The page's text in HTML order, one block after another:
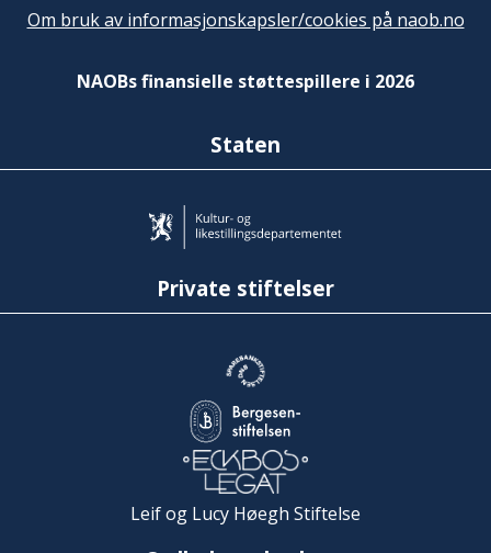
Om bruk av informasjonskapsler/cookies på naob.no
NAOBs finansielle støttespillere i 2026
Staten
Private stiftelser
Leif og Lucy Høegh Stiftelse